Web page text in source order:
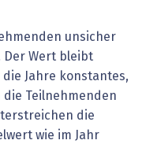
unsicher
Der Wert bleibt
Jahre konstantes,
die Teilnehmenden
die
wie im Jahr